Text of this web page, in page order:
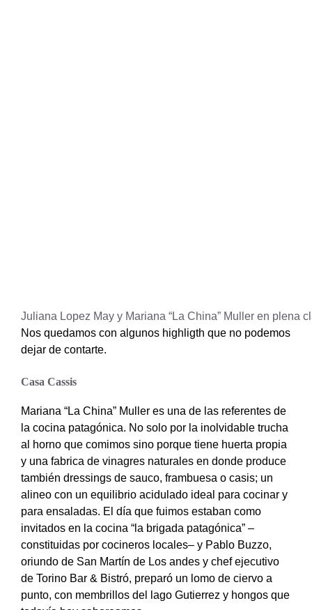
Juliana Lopez May y Mariana “La China” Muller en plena
Nos quedamos con algunos highligth que no podemos
dejar de contarte.
Casa Cassis
Mariana “La China” Muller es una de las referentes de
la cocina patagónica. No solo por la inolvidable trucha
al horno que comimos sino porque tiene huerta propia
y una fabrica de vinagres naturales en donde produce
también dressings de sauco, frambuesa o casis; un
alineo con un equilibrio acidulado ideal para cocinar y
para ensaladas. El día que fuimos estaban como
invitados en la cocina “la brigada patagónica” –
constituidas por cocineros locales– y Pablo Buzzo,
oriundo de San Martín de Los andes y chef ejecutivo
de Torino Bar & Bistró, preparó un lomo de ciervo a
punto, con membrillos del lago Gutierrez y hongos que